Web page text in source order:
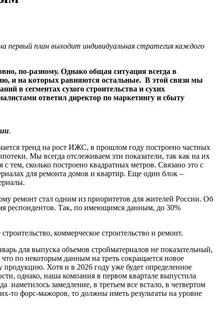
первый план выходит индивидуальная стратегия каждого
по-разному. Однако общая ситуация всегда в
и на которых равняются остальные. В этой связи мы
в сегментах сухого строительства и сухих
ответил директор по маркетингу и сбыту
.
тренд на рост ИЖС, в прошлом году построено частных
Мы всегда отслеживаем эти показатели, так как на их
сколько построено квадратных метров. Связано это с
для ремонта домов и квартир. Еще один блок –
ремонт стал одним из приоритетов для жителей России. Об
респондентов. Так, по имеющимся данным, до 30%
коммерческое строительство и ремонт.
для выпуска объемов стройматериалов не показательный,
по некоторым данным на треть сокращается новое
Хотя и в 2026 году уже будет определенное
однако, наша компания в первом квартале выпустила
замедление, в третьем все встало, в четвертом
то форс-мажоров, то должны иметь результаты на уровне